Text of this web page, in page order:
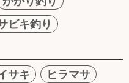
ビキ釣り
サキ
ヒラマサ